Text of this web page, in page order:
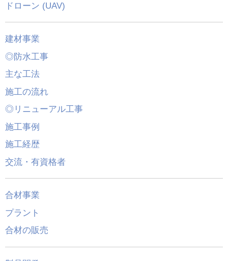
ドローン (UAV)
建材事業
◎防水工事
主な工法
施工の流れ
◎リニューアル工事
施工事例
施工経歴
交流・有資格者
合材事業
プラント
合材の販売